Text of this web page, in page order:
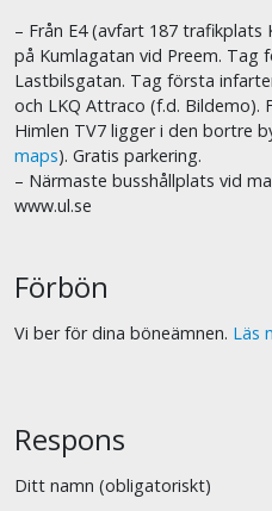
– Från E4 (avfart 187 trafikplats
på Kumlagatan vid Preem. Tag
Lastbilsgatan. Tag första
och LKQ Attraco (f.d. Bildemo).
Himlen TV7 ligger i den bortre
maps). Gratis parkering.
– Närmaste busshållplats vid
www.ul.se
Förbön
Vi ber för dina böneämnen. Läs
Respons
Ditt namn (obligatoriskt)